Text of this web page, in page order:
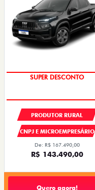
SUPER DESCONTO
PRODUTOR RURAL
CNPJ E MICROEMPRESÁRIO
De: R$ 167.490,00
R$ 143.490,00
Quero agora!